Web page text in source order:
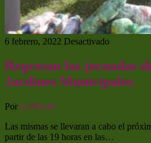
6 febrero, 2022 Desactivado
Regresan las jornadas
Jardines Municipales
Por w290144
Las mismas se llevaran a cabo el
partir de las 19 horas en las…